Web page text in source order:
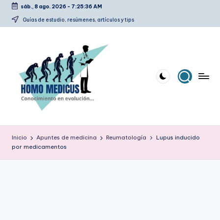
Saltar
sáb., 8 ago. 2026 - 7:25:37 AM
Guías de estudio, resúmenes, artículos y tips
o
m
estudio,
Inicio Apuntes de medicina Reumatología
Lupus inducido
por medicamentos